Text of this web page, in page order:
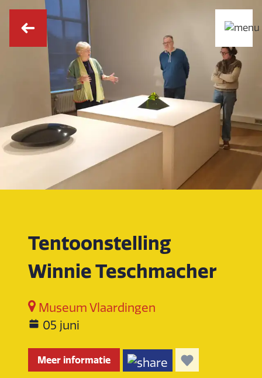
Tentoonstelling
Winnie Teschmacher
Museum Vlaardingen
05 juni
Meer informatie